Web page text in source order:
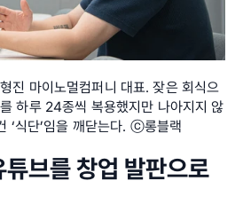
진 마이노멀컴퍼니 대표. 잦은 회식으
하루 24종씩 복용했지만 나아지지 않
‘식단’임을 깨닫는다. ⓒ롱블랙
브를 창업 발판으로